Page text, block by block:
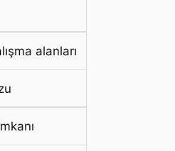
alanları